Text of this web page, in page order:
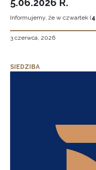
5.06.2026 R.
Informujemy, że w czwartek (
3 czerwca, 2026
SIEDZIBA